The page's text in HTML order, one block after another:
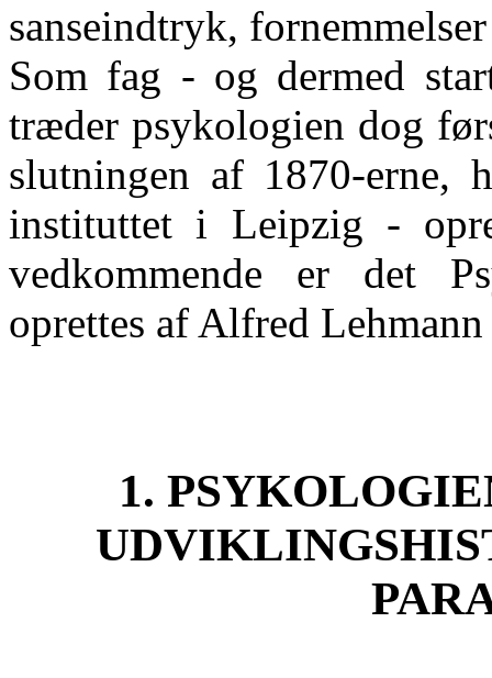
sanseindtryk,
Som fag - og dermed
træder psykologien dog
slutningen af 1870-erne,
instituttet i Leipzig -
vedkommende er det
oprettes af Alfred
1.